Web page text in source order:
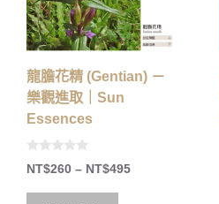
龍膽花精 (Gentian) －
樂觀進取｜Sun
Essences
0
o
t
NT$260 – NT$495